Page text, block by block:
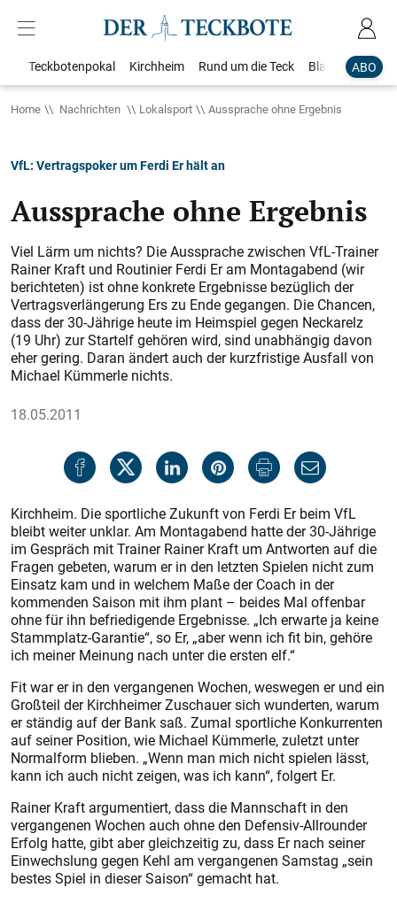
ABO
Teckbotenpokal Kirchheim Rund um die Teck Blaulicht
Home Nachrichten Lokalsport Aussprache ohne Ergebnis
VfL: Vertragspoker um Ferdi Er hält an
Aussprache ohne Ergebnis
Viel Lärm um nichts? Die Aussprache zwischen VfL-Trainer
Rainer Kraft und Routinier Ferdi Er am Montagabend (wir
berichteten) ist ohne konkrete Ergebnisse bezüglich der
Vertragsverlängerung Ers zu Ende gegangen. Die Chancen,
dass der 30-Jährige heute im Heimspiel gegen Neckarelz
(19 Uhr) zur Startelf gehören wird, sind unabhängig davon
eher gering. Daran ändert auch der kurzfris­tige Ausfall von
Michael Kümmerle nichts.
18.05.2011
Kirchheim. Die sportliche Zukunft von Ferdi Er beim VfL
bleibt weiter unklar. Am Montagabend hatte der 30-Jährige
im Gespräch mit Trainer Rainer Kraft um Antworten auf die
Fragen gebeten, warum er in den letzten Spielen nicht zum
Einsatz kam und in welchem Maße der Coach in der
kommenden Saison mit ihm plant – beides Mal offenbar
ohne für ihn befriedigende Ergebnisse. „Ich erwarte ja keine
Stammplatz-Garantie“, so Er, „aber wenn ich fit bin, gehöre
ich meiner Meinung nach unter die ersten elf.“
Fit war er in den vergangenen Wochen, weswegen er und ein
Großteil der Kirchheimer Zuschauer sich wunderten, warum
er ständig auf der Bank saß. Zumal sportliche Konkurrenten
auf seiner Position, wie Michael Kümmerle, zuletzt unter
Normalform blieben. „Wenn man mich nicht spielen lässt,
kann ich auch nicht zeigen, was ich kann“, folgert Er.
Rainer Kraft argumentiert, dass die Mannschaft in den
vergangenen Wochen auch ohne den Defensiv-Allrounder
Erfolg hatte, gibt aber gleichzeitig zu, dass Er nach seiner
Einwechslung gegen Kehl am vergangenen Samstag „sein
bestes Spiel in dieser Saison“ gemacht hat.